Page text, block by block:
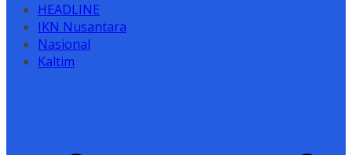
HEADLINE
IKN Nusantara
Nasional
Kaltim